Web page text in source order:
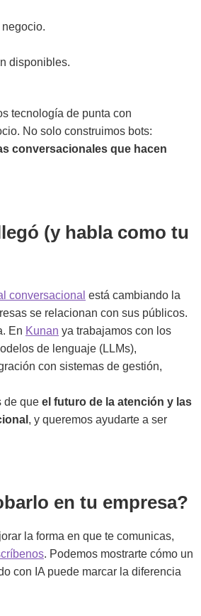
disponibles.
tecnología de punta con
No solo construimos bots:
conversacionales que hacen
(y habla como tu
conversacional está cambiando la
se relacionan con sus públicos.
En Kunan ya trabajamos con los
de lenguaje (LLMs),
con sistemas de gestión,
de que el futuro de la atención y las
, y queremos ayudarte a ser
en tu empresa?
la forma en que te comunicas,
. Podemos mostrarte cómo un
con IA puede marcar la diferencia